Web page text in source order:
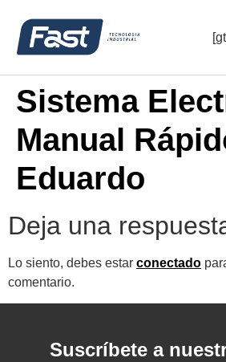
Sistema
Manual
Eduardo
Deja una
Lo siento, debes estar conectado
comentario.
Suscríbete a